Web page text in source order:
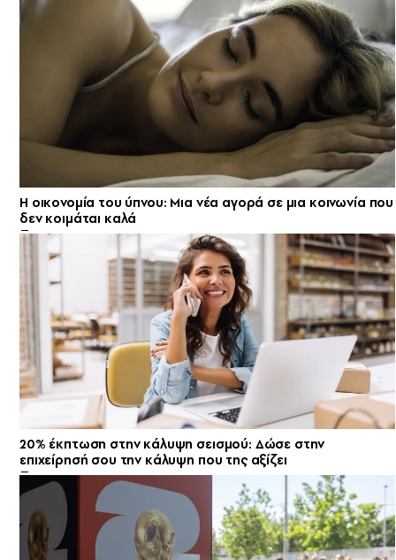
Η οικονομία του ύπνου: Μια νέα αγορά σε μια κοινωνία που
δεν κοιμάται καλά
20% έκπτωση στην κάλυψη σεισμού: Δώσε στην
επιχείρησή σου την κάλυψη που της αξίζει